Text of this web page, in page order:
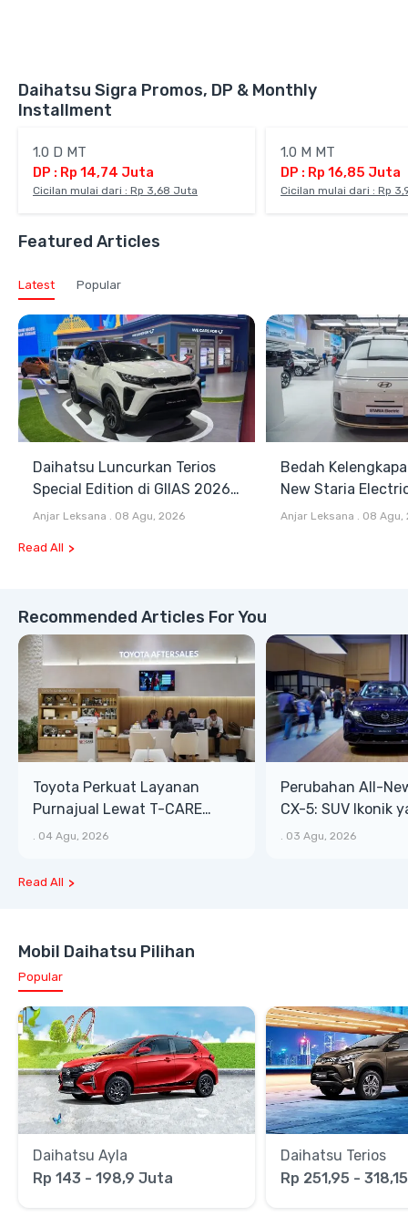
Daihatsu Sigra Promos, DP & Monthly
Installment
1.0 D MT
DP : Rp 14,74 Juta
Cicilan mulai dari : Rp 3,68 Juta
1.0 M MT
DP : Rp 16,85 Juta
Cicilan mulai dari : Rp
Featured Articles
Latest Popular
Daihatsu Luncurkan Terios
Special Edition di GIIAS 2026,
Stok Terbatas
Anjar Leksana . 08 Agu, 2026
Bedah
New Staria
Hybrid yang
Anjar Leksana . 08 Agu,
Read All
Recommended Articles For You
Toyota Perkuat Layanan
Purnajual Lewat T-CARE
XTRA, Manfaat Lebih Besar
. 04 Agu, 2026
Perubahan All-
CX-5: SUV Ikonik
Bongsor, Mewah,
. 03 Agu, 2026
Read All
Mobil Daihatsu Pilihan
Popular
Daihatsu Ayla
Rp 143 - 198,9 Juta
Daihatsu Terios
Rp 251,95 -